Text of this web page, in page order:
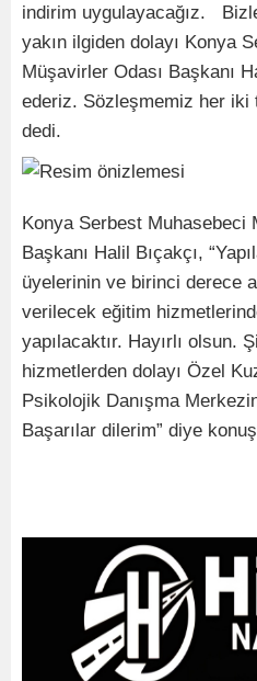
indirim uygulayacağız.
yakın ilgiden dolayı Konya
Müşavirler Odası Başkanı
ederiz. Sözleşmemiz her iki
dedi.
Konya Serbest Muhasebeci
Başkanı Halil Bıçakçı,
üyelerinin ve birinci derece
verilecek eğitim
yapılacaktır. Hayırlı olsun.
hizmetlerden dolayı Özel
Psikolojik Danışma
Başarılar dilerim” diye